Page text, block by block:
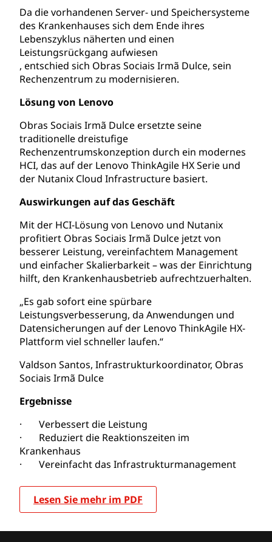
Da die vorhandenen Server- und Speichersysteme
des Krankenhauses sich dem Ende ihres
Lebenszyklus näherten und einen
Leistungsrückgang aufwiesen
, entschied sich Obras Sociais Irmã Dulce, sein
Rechenzentrum zu modernisieren.
Lösung von Lenovo
Obras Sociais Irmã Dulce ersetzte seine
traditionelle dreistufige
Rechenzentrumskonzeption durch ein modernes
HCI, das auf der Lenovo ThinkAgile HX Serie und
der Nutanix Cloud Infrastructure basiert.
Auswirkungen auf das Geschäft
Mit der HCI-Lösung von Lenovo und Nutanix
profitiert Obras Sociais Irmã Dulce jetzt von
besserer Leistung, vereinfachtem Management
und einfacher Skalierbarkeit – was der Einrichtung
hilft, den Krankenhausbetrieb aufrechtzuerhalten.
„Es gab sofort eine spürbare
Leistungsverbesserung, da Anwendungen und
Datensicherungen auf der Lenovo ThinkAgile HX-
Plattform viel schneller laufen.“
Valdson Santos, Infrastrukturkoordinator, Obras
Sociais Irmã Dulce
Ergebnisse
· Verbessert die Leistung
· Reduziert die Reaktionszeiten im
Krankenhaus
· Vereinfacht das Infrastrukturmanagement
Lesen Sie mehr im PDF